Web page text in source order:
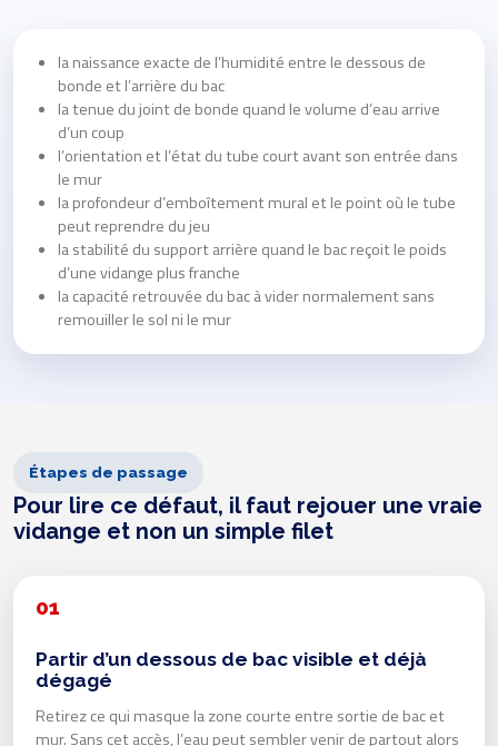
la naissance exacte de l’humidité entre le dessous de
bonde et l’arrière du bac
la tenue du joint de bonde quand le volume d’eau arrive
d’un coup
l’orientation et l’état du tube court avant son entrée dans
le mur
la profondeur d’emboîtement mural et le point où le tube
peut reprendre du jeu
la stabilité du support arrière quand le bac reçoit le poids
d’une vidange plus franche
la capacité retrouvée du bac à vider normalement sans
remouiller le sol ni le mur
Étapes de passage
Pour lire ce défaut, il faut rejouer une vraie
vidange et non un simple filet
01
Partir d’un dessous de bac visible et déjà
dégagé
Retirez ce qui masque la zone courte entre sortie de bac et
mur. Sans cet accès, l’eau peut sembler venir de partout alors